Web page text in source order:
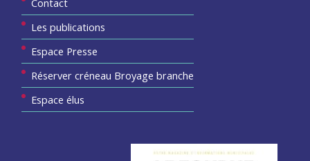
Les publications
Espace Presse
Réserver créneau Broyage branche
Espace élus